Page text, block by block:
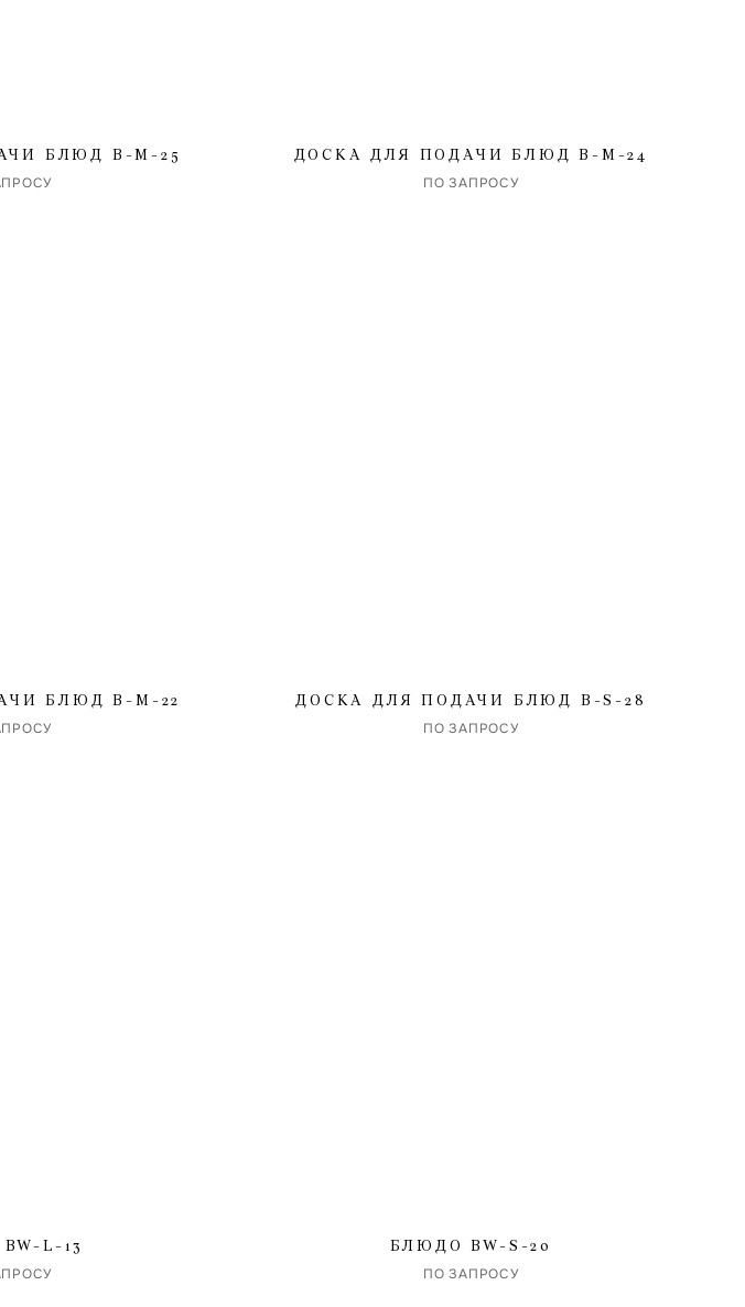
БЛЮД B-M-25
БЛЮД B-M-22
L-13
ДОСКА ДЛЯ ПОДАЧИ БЛЮД B-M-24
ПО ЗАПРОСУ
ДОСКА ДЛЯ ПОДАЧИ БЛЮД B-S-28
ПО ЗАПРОСУ
БЛЮДО BW-S-20
ПО ЗАПРОСУ